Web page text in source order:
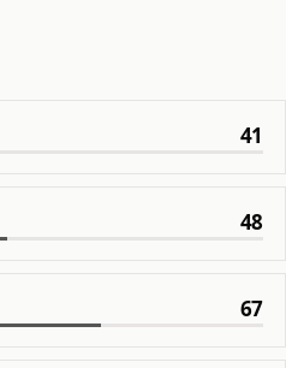
41
48
67